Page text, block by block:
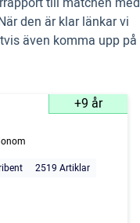
den är klar länkar vi
även komma upp på
+9 år
2519 Artiklar